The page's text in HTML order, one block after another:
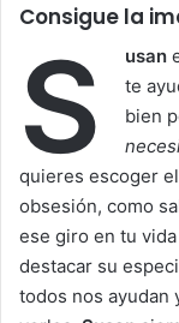
Consigue la
S usan
te
bien
quieres escoger
obsesión, como
ese giro en tu
destacar su
todos nos ayudan